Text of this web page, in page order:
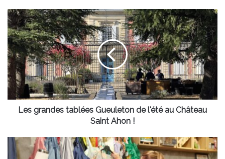
Les
grandes
tablées
Gueuleton
de
l'été
au
Château
Saint
AhonLes grandes tablées Gueuleton de l'été au Château
Saint Ahon !
Déstockage
mode